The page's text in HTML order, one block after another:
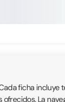
ficha incluye
La